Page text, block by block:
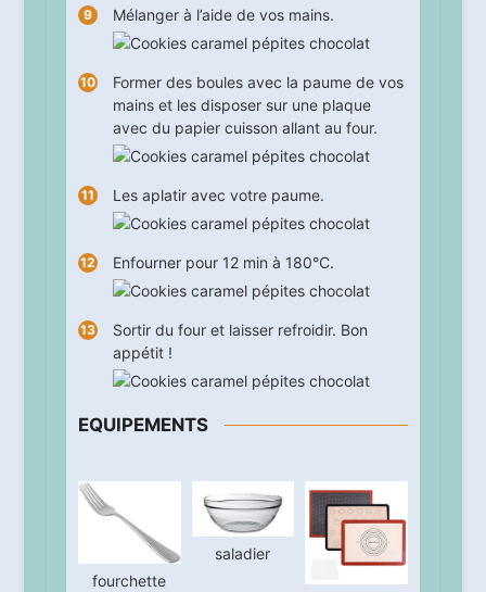
Mélanger à l’aide de vos mains.
Former des boules avec la paume de vos
mains et les disposer sur une plaque
avec du papier cuisson allant au four.
Les aplatir avec votre paume.
Enfourner pour 12min à 180°C.
Sortir du four et laisser refroidir. Bon
appétit !
EQUIPEMENTS
fourchette
saladier